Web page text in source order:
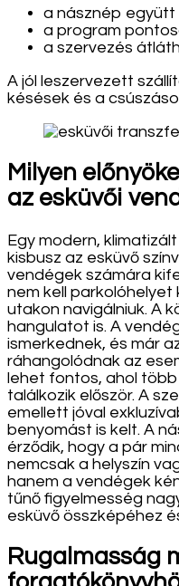
a násznép együtt
a program
a szervezés
A jól leszervezett
késések és a
Milyen
az esküvői
Egy modern,
kisbusz az esküvő
vendégek számára
nem kell parkolóhelyet
utakon navigálniuk. A
hangulatot is. A
ismerkednek, és már
ráhangolódnak az
lehet fontos, ahol
találkozik először. A
emellett jóval
benyomást is kelt. A
érződik, hogy a pár
nemcsak a helyszín
hanem a vendégek
tűnő figyelmesség
esküvő összképéhez
Rugalmasság